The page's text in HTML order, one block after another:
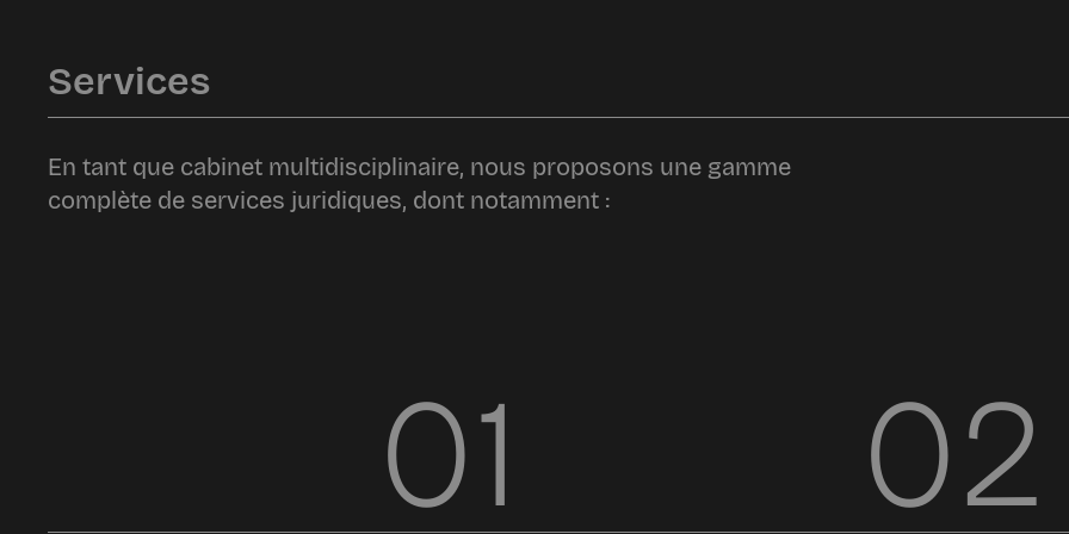
Services
En tant que cabinet multidisciplinaire, nous proposons une gamme
complète de services juridiques, dont notamment :
01 02